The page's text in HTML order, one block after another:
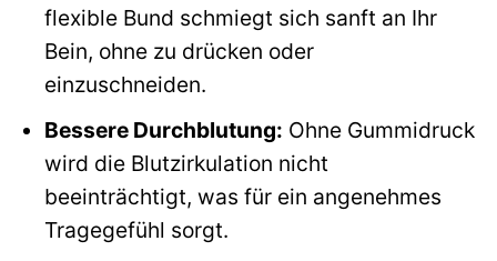
flexible Bund schmiegt sich sanft an Ihr
Bein, ohne zu drücken oder
einzuschneiden.
Bessere Durchblutung: Ohne Gummidruck
wird die Blutzirkulation nicht
beeinträchtigt, was für ein angenehmes
Tragegefühl sorgt.